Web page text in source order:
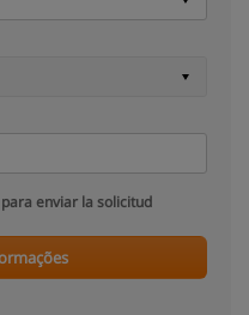
para enviar la solicitud